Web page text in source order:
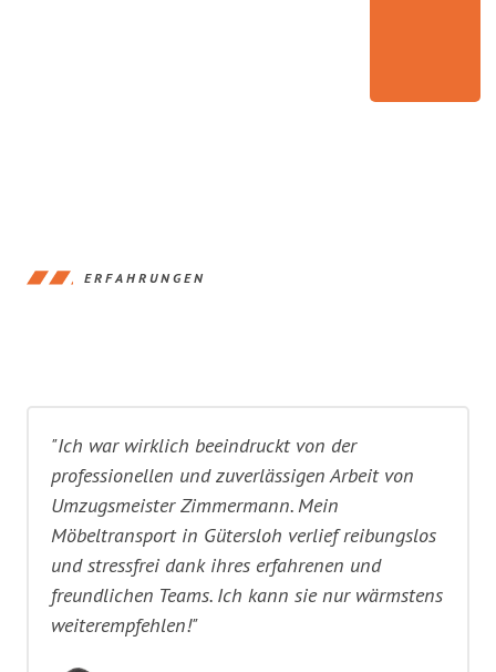
ERFAHRUNGEN
"Ich war wirklich beeindruckt von der
professionellen und zuverlässigen Arbeit von
Umzugsmeister Zimmermann. Mein
Möbeltransport in Gütersloh verlief reibungslos
und stressfrei dank ihres erfahrenen und
freundlichen Teams. Ich kann sie nur wärmstens
weiterempfehlen!"